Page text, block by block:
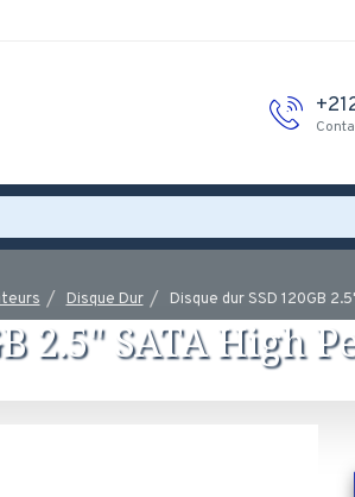
Disque Dur Disque dur SSD 120GB
2.5" SATA High